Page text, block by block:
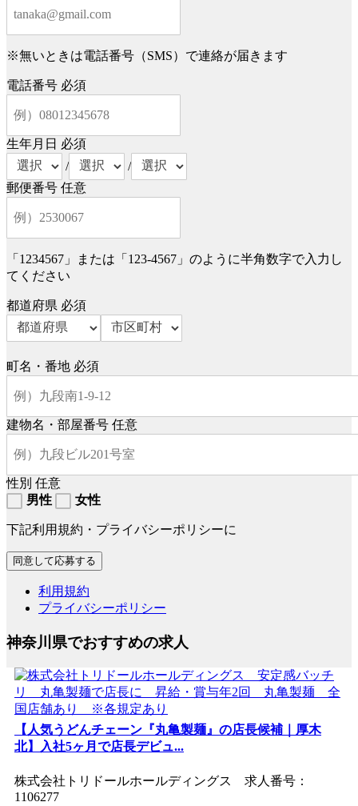
※無いときは電話番号（SMS）で連絡が届きます
電話番号 必須
生年月日 必須
/
/
郵便番号 任意
「1234567」または「123-4567」のように半角数字で入力し
てください
都道府県 必須
町名・番地 必須
建物名・部屋番号 任意
性別 任意
男性
女性
下記利用規約・プライバシーポリシーに
利用規約
プライバシーポリシー
神奈川県でおすすめの求人
【人気うどんチェーン『丸亀製麺』の店長候補｜厚木
北】入社5ヶ月で店長デビュ...
株式会社トリドールホールディングス 求人番号：
1106277